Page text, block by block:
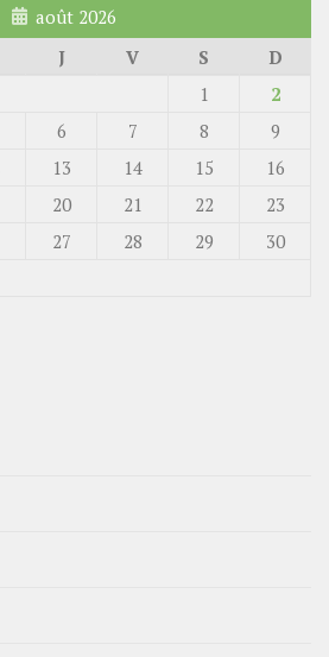
août 2026
J V S
D
1
2
6 7 8
9
13 14 15
16
20 21 22
23
27 28 29
30